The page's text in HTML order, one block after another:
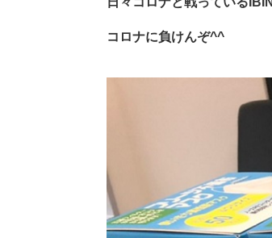
コロナに負けんぞ^^